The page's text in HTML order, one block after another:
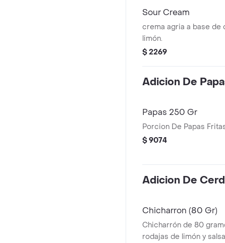
Sour Cream
crema agria a base de
limón.
$ 2269
Adicion De
Papas 250 Gr
Porcion De Papas
$ 9074
Adicion De
Chicharron (80 Gr)
Chicharrón de 80
rodajas de limón y